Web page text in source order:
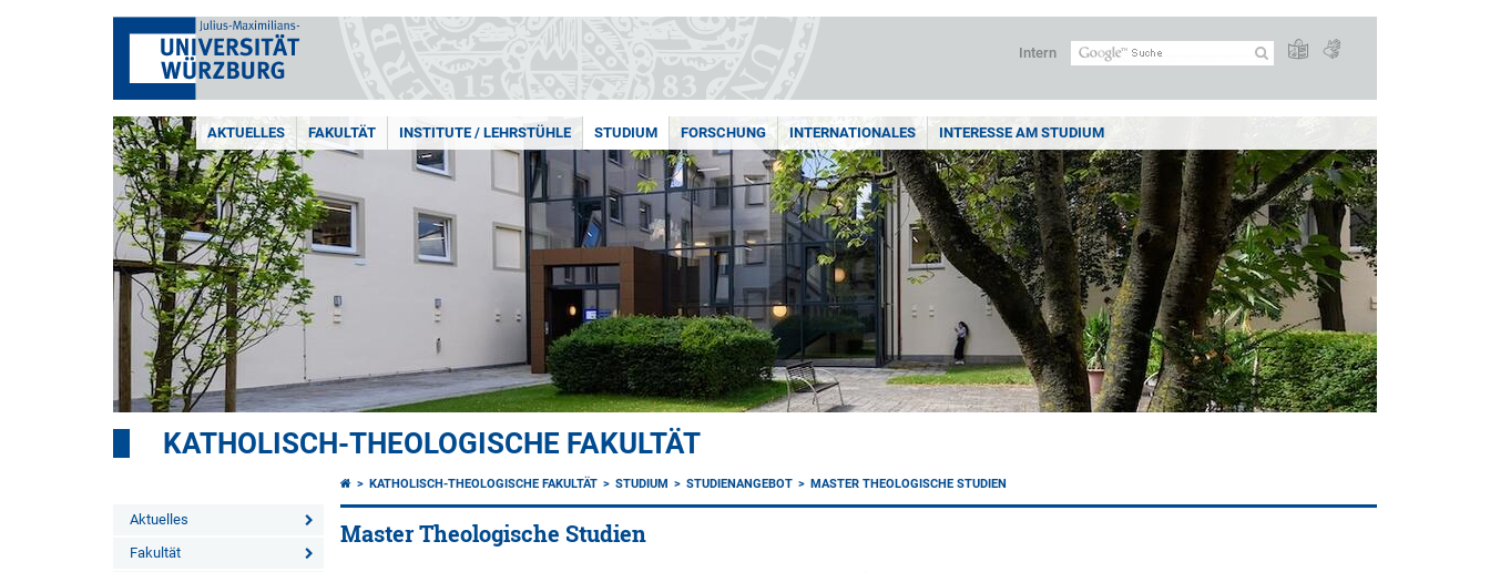
Intern
AKTUELLES FAKULTÄT INSTITUTE / LEHRSTÜHLE STUDIUM FORSCHUNG INTERNATIONALES INTERESSE AM STUDIUM
KATHOLISCH-THEOLOGISCHE FAKULTÄT
Aktuelles
Fakultät
KATHOLISCH-THEOLOGISCHE FAKULTÄT STUDIUM STUDIENANGEBOT MASTER THEOLOGISCHE STUDIEN
Master Theologische Studien